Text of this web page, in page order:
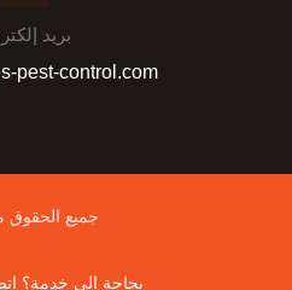
بريد
pest-control.com
جميع
بحاجة الى خدمة؟